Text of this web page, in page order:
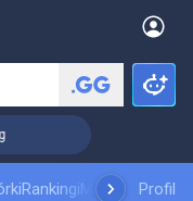
RankingiMecze proProfil